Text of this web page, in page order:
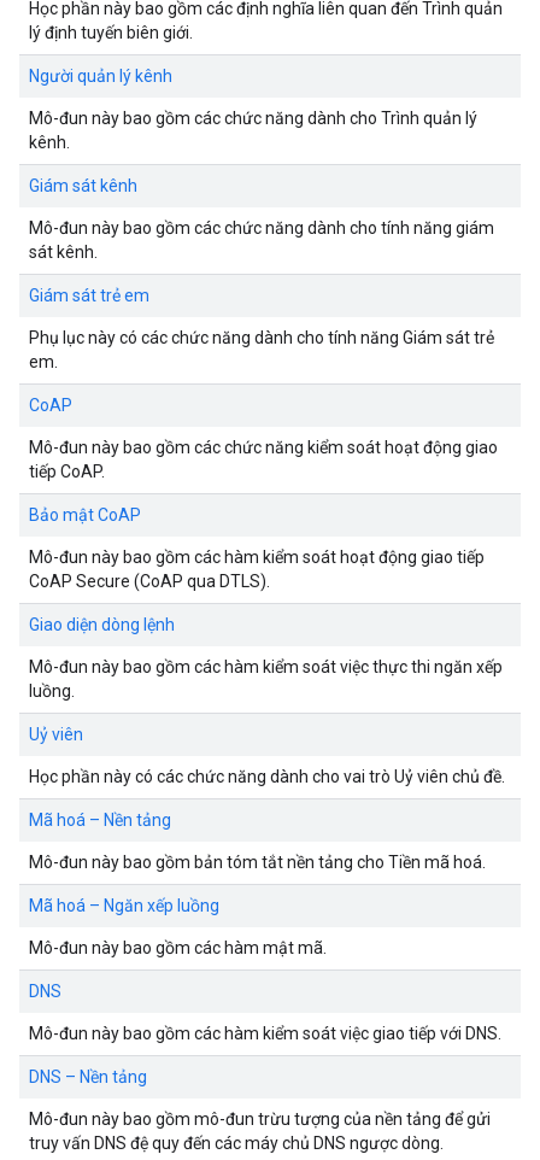
Học phần này bao gồm các định nghĩa liên quan đến Trình quản
lý định tuyến biên giới.
Người quản lý kênh
Mô-đun này bao gồm các chức năng dành cho Trình quản lý
kênh.
Giám sát kênh
Mô-đun này bao gồm các chức năng dành cho tính năng giám
sát kênh.
Giám sát trẻ em
Phụ lục này có các chức năng dành cho tính năng Giám sát trẻ
em.
CoAP
Mô-đun này bao gồm các chức năng kiểm soát hoạt động giao
tiếp CoAP.
Bảo mật CoAP
Mô-đun này bao gồm các hàm kiểm soát hoạt động giao tiếp
CoAP Secure (CoAP qua DTLS).
Giao diện dòng lệnh
Mô-đun này bao gồm các hàm kiểm soát việc thực thi ngăn xếp
luồng.
Uỷ viên
Học phần này có các chức năng dành cho vai trò Uỷ viên chủ đề.
Mã hoá – Nền tảng
Mô-đun này bao gồm bản tóm tắt nền tảng cho Tiền mã hoá.
Mã hoá – Ngăn xếp luồng
Mô-đun này bao gồm các hàm mật mã.
DNS
Mô-đun này bao gồm các hàm kiểm soát việc giao tiếp với DNS.
DNS – Nền tảng
Mô-đun này bao gồm mô-đun trừu tượng của nền tảng để gửi
truy vấn DNS đệ quy đến các máy chủ DNS ngược dòng.